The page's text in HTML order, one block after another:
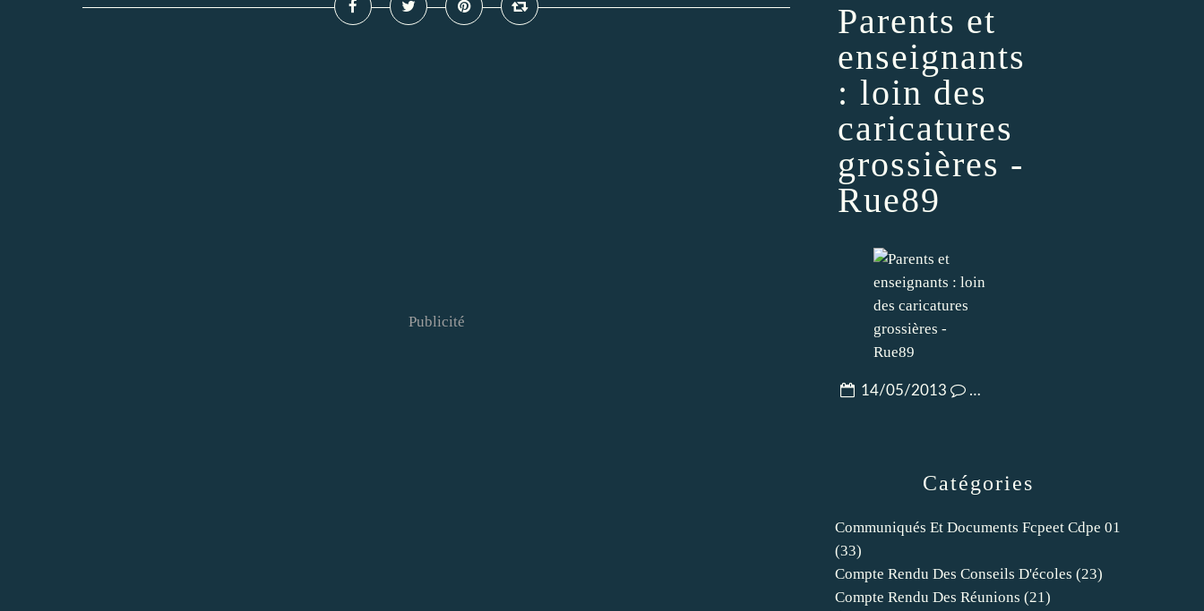
Publicité
Catégories
Communiqués Et Documents Fcpeet Cdpe 01
(33)
Compte Rendu Des Conseils D'écoles (23)
Compte Rendu Des Réunions (21)
Parents et
enseignants
: loin des
caricatures
grossières -
Rue89
14/05/2013 …